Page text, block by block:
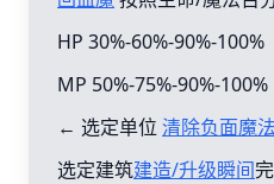
HP 30%-60%-90%-100%
MP 50%-75%-90%-100%
← 选定单位 清除负面魔
选定建筑建造/升级瞬间